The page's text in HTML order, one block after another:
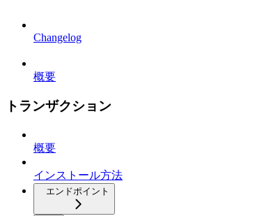
Changelog
概要
トランザクション
概要
インストール方法
エンドポイント